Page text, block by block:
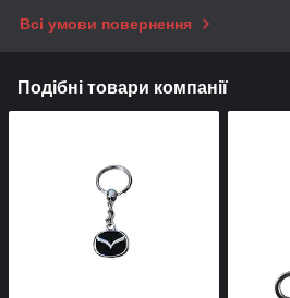
Всі умови повернення
Подібні товари компанії